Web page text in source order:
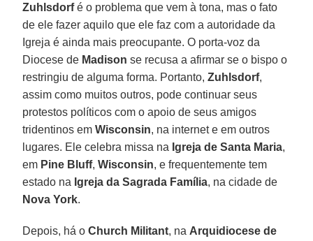
Zuhlsdorfé o problema que vem à tona, mas o fato
de ele fazer aquilo que ele faz com a autoridade da
Igreja é ainda mais preocupante. O porta-voz da
Diocese de Madison se recusa a afirmar se o bispo o
restringiu de alguma forma. Portanto,Zuhlsdorf,
assim como muitos outros, pode continuar seus
protestos políticos com o apoio de seus amigos
tridentinos emWisconsin, na internet e em outros
lugares. Ele celebra missa na Igreja de Santa Maria,
em Pine Bluff,Wisconsin, e frequentemente tem
estado na Igreja da Sagrada Família, na cidade de
Nova York.
Depois, há oChurch Militant, na Arquidiocese de